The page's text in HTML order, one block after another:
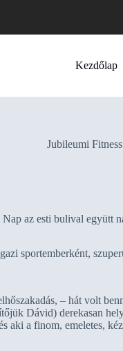
Kezdőlap
Jubileumi
az esti bulival együtt
sportemberként,
– hát volt
Dávid) derekasan
aki a finom, emeletes,